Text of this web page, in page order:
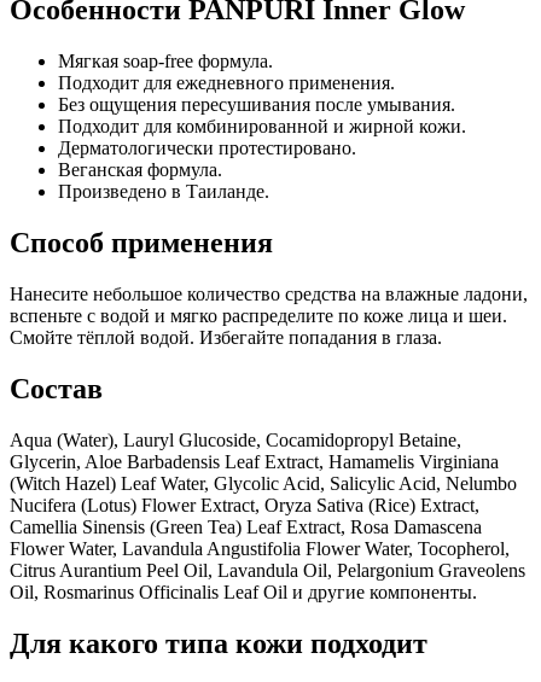
Особенности PANPURI Inner Glow
Мягкая soap-free формула.
Подходит для ежедневного применения.
Без ощущения пересушивания после умывания.
Подходит для комбинированной и жирной кожи.
Дерматологически протестировано.
Веганская формула.
Произведено в Таиланде.
Способ применения
Нанесите небольшое количество средства на влажные ладони,
вспеньте с водой и мягко распределите по коже лица и шеи.
Смойте тёплой водой. Избегайте попадания в глаза.
Состав
Aqua (Water), Lauryl Glucoside, Cocamidopropyl Betaine,
Glycerin, Aloe Barbadensis Leaf Extract, Hamamelis Virginiana
(Witch Hazel) Leaf Water, Glycolic Acid, Salicylic Acid, Nelumbo
Nucifera (Lotus) Flower Extract, Oryza Sativa (Rice) Extract,
Camellia Sinensis (Green Tea) Leaf Extract, Rosa Damascena
Flower Water, Lavandula Angustifolia Flower Water, Tocopherol,
Citrus Aurantium Peel Oil, Lavandula Oil, Pelargonium Graveolens
Oil, Rosmarinus Officinalis Leaf Oil и другие компоненты.
Для какого типа кожи подходит